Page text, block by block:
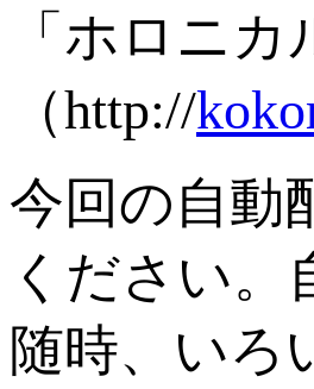
「ホロニ
（http://
今回の自動
ください
随時、いろ